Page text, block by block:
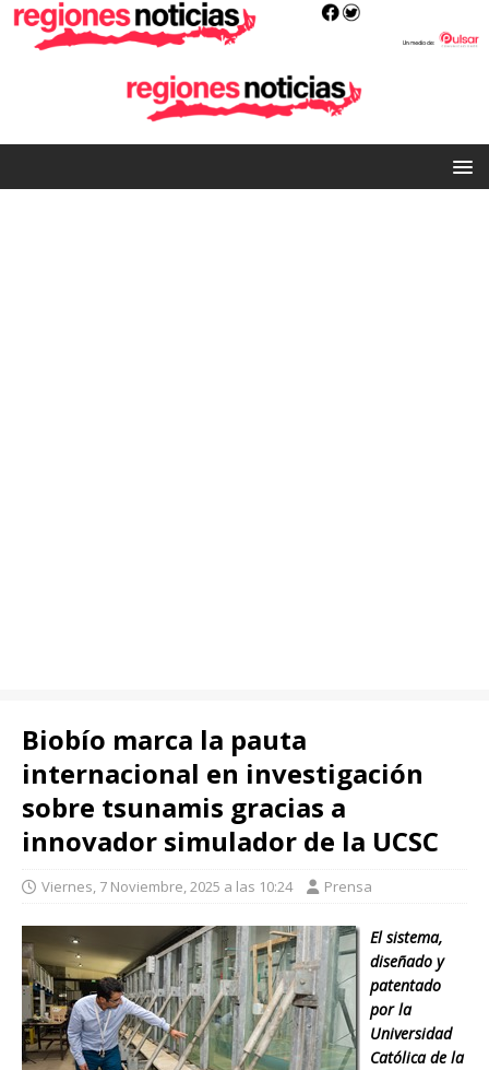
Biobío marca la pauta
internacional en investigación
sobre tsunamis gracias a
innovador simulador de la UCSC
Viernes, 7 Noviembre, 2025 a las 10:24 Prensa
El sistema,
diseñado y
patentado
por la
Universidad
Católica de la